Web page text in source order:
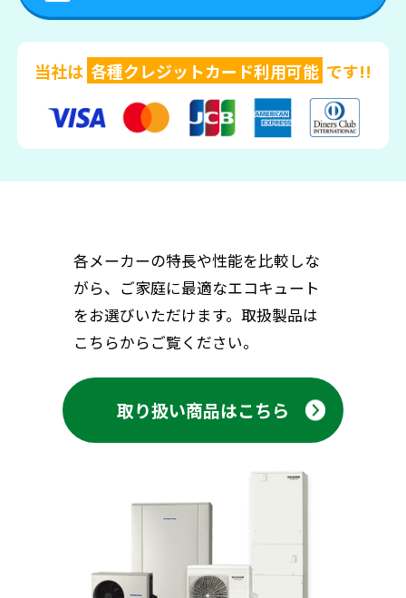
当社は 各種クレジットカード利用可能 です!!
各メーカーの特長や性能を比較しな
がら、ご家庭に最適なエコキュート
をお選びいただけます。取扱製品は
こちらからご覧ください。
取り扱い商品はこちら